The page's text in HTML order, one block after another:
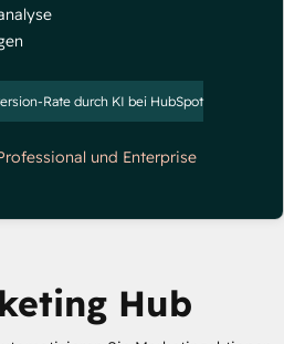
Rate durch KI bei HubSpot
und Enterprise
Hub